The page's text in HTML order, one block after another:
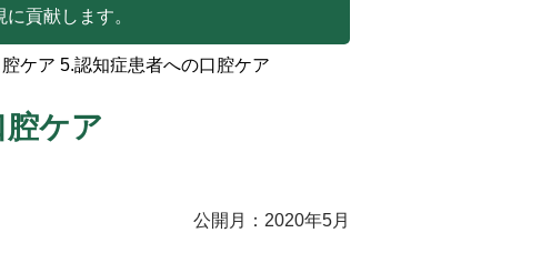
貢献します。
ケア 5.認知症患者への口腔ケア
ケア
公開月：2020年5月